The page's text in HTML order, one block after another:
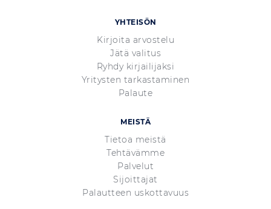
YHTEISÖN
Kirjoita arvostelu
Jätä valitus
Ryhdy kirjailijaksi
Yritysten tarkastaminen
Palaute
MEISTÄ
Tietoa meistä
Tehtävämme
Palvelut
Sijoittajat
Palautteen uskottavuus